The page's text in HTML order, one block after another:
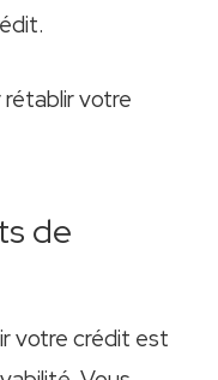
rétablir votre
de
votre crédit est